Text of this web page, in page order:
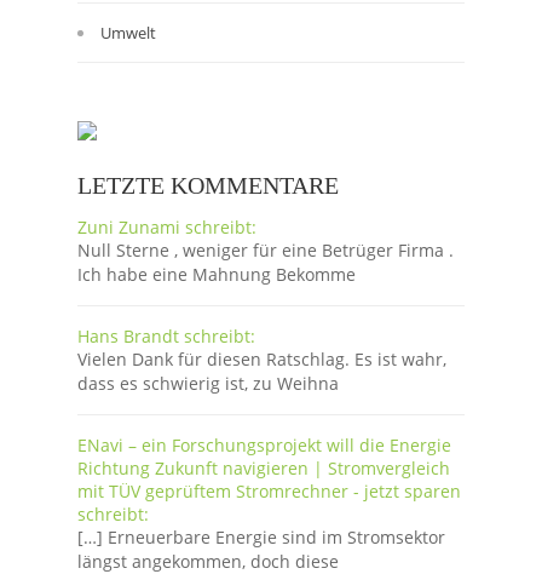
Umwelt
LETZTE KOMMENTARE
Zuni Zunami schreibt:
Null Sterne , weniger für eine Betrüger Firma .
Ich habe eine Mahnung Bekomme
Hans Brandt schreibt:
Vielen Dank für diesen Ratschlag. Es ist wahr,
dass es schwierig ist, zu Weihna
ENavi – ein Forschungsprojekt will die Energie
Richtung Zukunft navigieren | Stromvergleich
mit TÜV geprüftem Stromrechner - jetzt sparen
schreibt:
[…] Erneuerbare Energie sind im Stromsektor
längst angekommen, doch diese